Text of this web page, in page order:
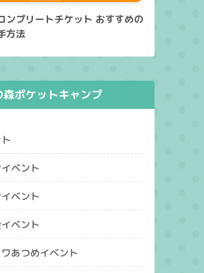
ンプリートチケット おすすめの
方法
森ポケットキャンプ
ベント
ベント
ベント
あつめイベント